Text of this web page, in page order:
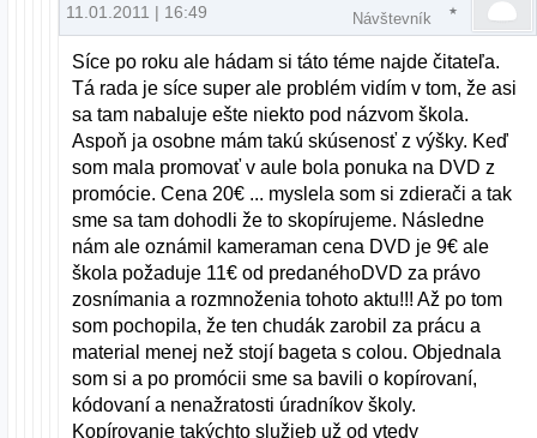
11.01.2011 | 16:49 Návštevník
Síce po roku ale hádam si táto téme najde čitateľa.
Tá rada je síce super ale problém vidím v tom, že asi
sa tam nabaluje ešte niekto pod názvom škola.
Aspoň ja osobne mám takú skúsenosť z výšky. Keď
som mala promovať v aule bola ponuka na DVD z
promócie. Cena 20€ ... myslela som si zdierači a tak
sme sa tam dohodli že to skopírujeme. Následne
nám ale oznámil kameraman cena DVD je 9€ ale
škola požaduje 11€ od predanéhoDVD za právo
zosnímania a rozmnoženia tohoto aktu!!! Až po tom
som pochopila, že ten chudák zarobil za prácu a
material menej než stojí bageta s colou. Objednala
som si a po promócii sme sa bavili o kopírovaní,
kódovaní a nenažratosti úradníkov školy.
Kopírovanie takýchto služieb už od vtedy